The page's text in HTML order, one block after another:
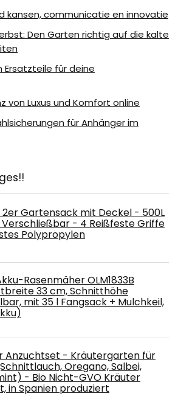
kansen, communicatie en innovatie
Den Garten richtig auf die kalte
Ersatzteile für deine
von Luxus und Komfort online
für Anhänger im
2er Gartensack mit Deckel - 500L
- 4 Reißfeste Griffe
Polypropylen
Rasenmäher OLM1833B
33 cm, Schnitthöhe
mit 35 l Fangsack + Mulchkeil,
Anzuchtset - Kräutergarten für
Oregano, Salbei,
- Bio Nicht-GVO Kräuter
in Spanien produziert